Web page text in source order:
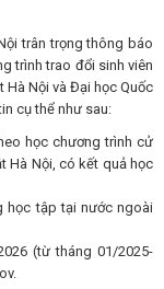
trân trọng thông báo
trình trao đổi sinh viên
Nội và Đại học Quốc
cụ thể như sau:
học chương trình cử
Hà Nội, có kết quả học
học tập tại nước ngoài
(từ tháng 01/2025-